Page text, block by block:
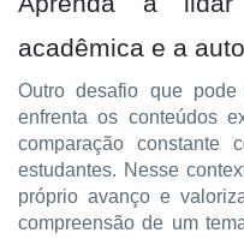
acadêmica e a
Outro desafio que
enfrenta os conteúdos
comparação constante
estudantes. Nesse
próprio avanço e
compreensão de um